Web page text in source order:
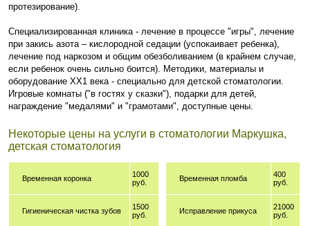
протезирование).
Специализированная клиника - лечение в процессе "игры", лечение
при закись азота – кислородной седации (успокаивает ребенка),
лечение под наркозом и общим обезболиванием (в крайнем случае,
если ребенок очень сильно боится). Методики, материалы и
оборудование ХХ1 века - специально для детской стоматологии.
Игровые комнаты ("в гостях у сказки"), подарки для детей,
награждение "медалями" и "грамотами", доступные цены.
Некоторые цены на услуги в стоматологии Маркушка,
детская стоматология
Временная коронка
1000
руб.
Временная пломба
400
руб.
Гигиеническая чистка зубов
1500
руб.
Исправление прикуса
21000
руб.